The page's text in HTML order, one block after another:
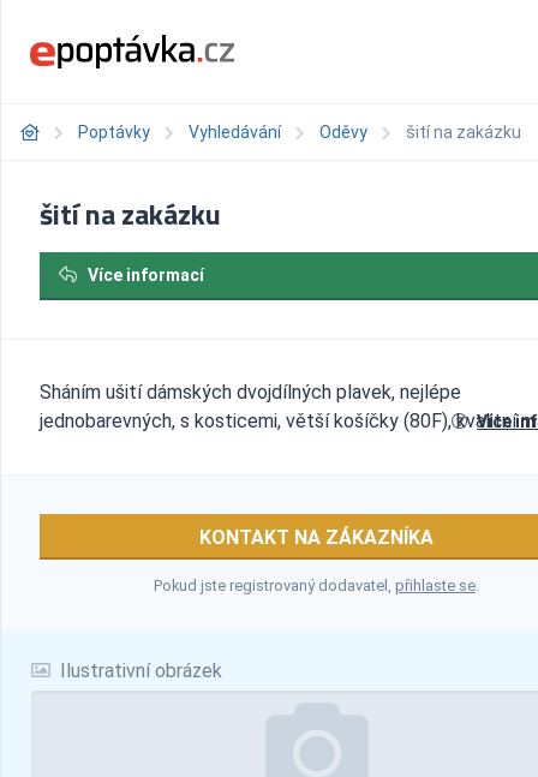
Poptávky Vyhledávání Oděvy šití na zakázku
Ilustrativní obrázek
šití na zakázku
Více informací
Sháním ušití dámských dvojdílných plavek, nejlépe
jednobarevných, s kosticemi, větší košíčky (80F), kvalitní
Více
KONTAKT NA ZÁKAZNÍKA
Pokud jste registrovaný dodavatel, přihlaste se.